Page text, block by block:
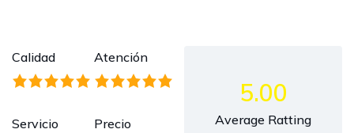
Calidad Atención
Servicio Precio
5.00
Average Ratting